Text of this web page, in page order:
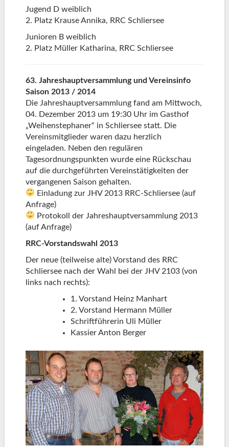
Jugend D weiblich
2. Platz Krause Annika, RRC Schliersee
Junioren B weiblich
2. Platz Müller Katharina, RRC Schliersee
63. Jahreshauptversammlung und Vereinsinfo
Saison 2013 / 2014
Die Jahreshauptversammlung fand am Mittwoch,
04. Dezember 2013 um 19:30 Uhr im Gasthof
„Weihenstephaner“ in Schliersee statt. Die
Vereinsmitglieder waren dazu herzlich
eingeladen. Neben den regulären
Tagesordnungspunkten wurde eine Rückschau
auf die durchgeführten Vereinstätigkeiten der
vergangenen Saison gehalten.
Einladung zur JHV 2013 RRC-Schliersee (auf
Anfrage)
Protokoll der Jahreshauptversammlung 2013
(auf Anfrage)
RRC-Vorstandswahl 2013
Der neue (teilweise alte) Vorstand des RRC
Schliersee nach der Wahl bei der JHV 2103 (von
links nach rechts):
1. Vorstand Heinz Manhart
2. Vorstand Hermann Müller
Schriftführerin Uli Müller
Kassier Anton Berger